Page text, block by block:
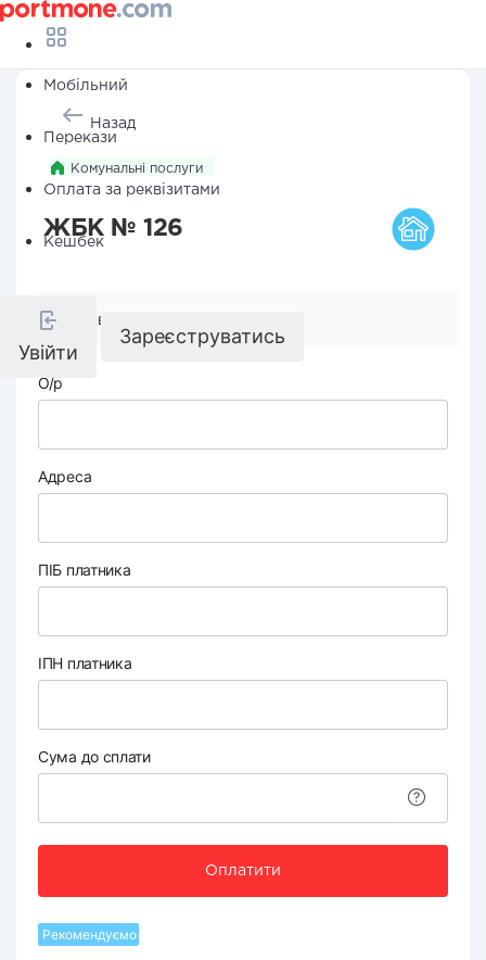
Мобільний
Перекази
Оплата за реквізитами
Кешбек
Увійти
Зареєструватись
Назад
Комунальні послуги
ЖБК № 126
Реквізити компанії
О/р
Адреса
ПІБ платника
ІПН платника
Сума до сплати
Оплатити
Рекомендуємо